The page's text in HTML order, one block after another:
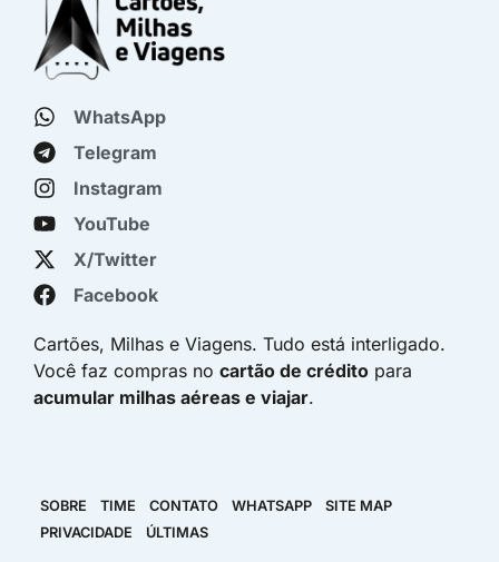
WhatsApp
Telegram
Instagram
YouTube
X/Twitter
Facebook
Cartões, Milhas e Viagens. Tudo está interligado.
Você faz compras no cartão de crédito para
acumular milhas aéreas e viajar.
SOBRE TIME CONTATO WHATSAPP
SITE MAP
PRIVACIDADE
ÚLTIMAS